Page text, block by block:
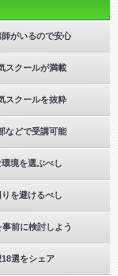
がいるので安心
スクールが満載
スクールを抜粋
などで受講可能
境を選ぶべし
を避けるべし
前に検討しよう
選をシェア